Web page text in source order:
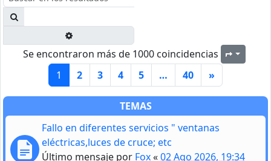
Se encontraron más de 1000 coincidencias Página
1 2 3 4 5 … 40 »
TEMAS
Fallo en diferentes servicios " ventanas
eléctricas,luces de cruce; etc
Último mensaje por Fox«02 Ago 2026, 19:34